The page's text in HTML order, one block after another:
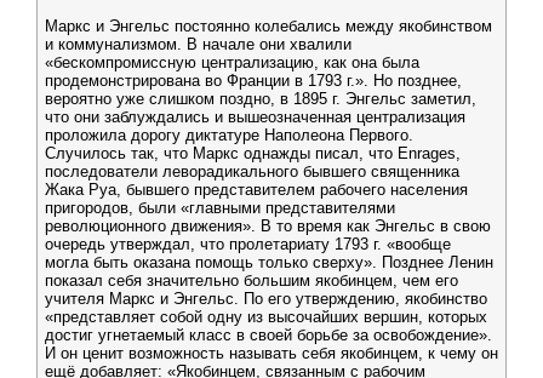
Маркс и Энгельс постоянно колебались между якобинством
и коммунализмом. В начале они хвалили
«бескомпромиссную централизацию, как она была
продемонстрирована во Франции в 1793 г.». Но позднее,
вероятно уже слишком поздно, в 1895 г. Энгельс заметил,
что они заблуждались и вышеозначенная централизация
проложила дорогу диктатуре Наполеона Первого.
Случилось так, что Маркс однажды писал, что Enrages,
последователи леворадикального бывшего священника
Жака Руа, бывшего представителем рабочего населения
пригородов, были «главными представителями
революционного движения». В то время как Энгельс в свою
очередь утверждал, что пролетариату 1793 г. «вообще
могла быть оказана помощь только сверху». Позднее Ленин
показал себя значительно большим якобинцем, чем его
учителя Маркс и Энгельс. По его утверждению, якобинство
«представляет собой одну из высочайших вершин, которых
достиг угнетаемый класс в своей борьбе за освобождение».
И он ценит возможность называть себя якобинцем, к чему он
ещё добавляет: «Якобинцем, связанным с рабочим